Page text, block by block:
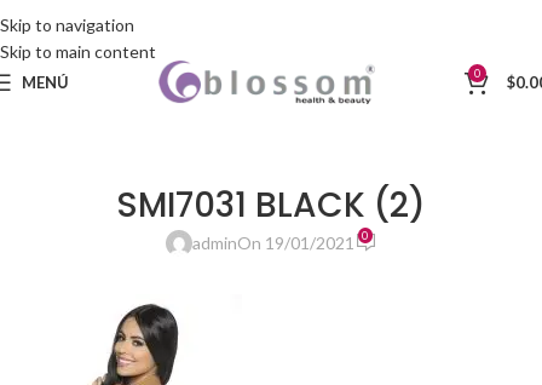
Skip to navigation
Skip to main content
MENÚ 0 $
SMI7031 BLACK (2)
adminOn 19/01/2021 0